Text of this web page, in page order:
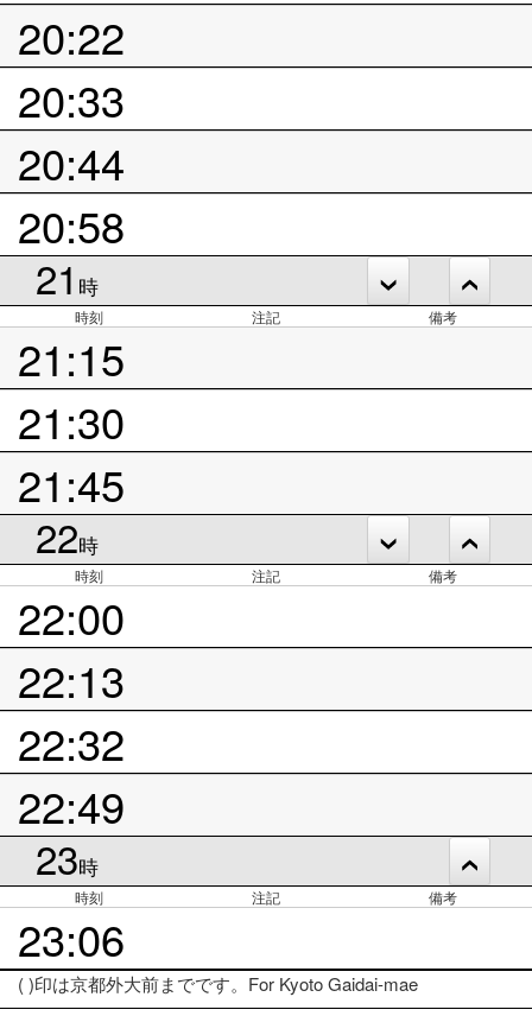
20:22
20:33
20:44
20:58
21 時
時刻 注記 備考
21:15
21:30
21:45
22時
時刻 注記 備考
22:00
22:13
22:32
22:49
23時
時刻 注記 備考
23:06
( )印は京都外大前までです。For Kyoto Gaidai-mae